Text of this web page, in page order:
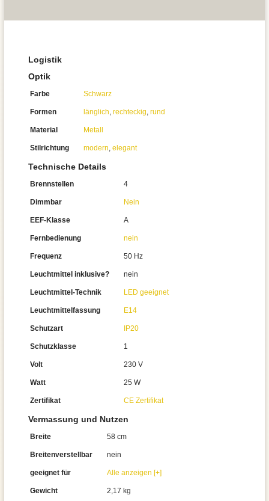
Logistik
Optik
Farbe Schwarz
Formen länglich, rechteckig, rund
Material Metall
Stilrichtung modern, elegant
Technische Details
Brennstellen 4
Dimmbar Nein
EEF-Klasse A
Fernbedienung nein
Frequenz 50 Hz
Leuchtmittel inklusive? nein
Leuchtmittel-Technik LED geeignet
Leuchtmittelfassung E14
Schutzart IP20
Schutzklasse 1
Volt 230 V
Watt 25 W
Zertifikat CE Zertifikat
Vermassung und Nutzen
Breite 58 cm
Breitenverstellbar nein
geeignet für Alle anzeigen [+]
Gewicht 2,17 kg